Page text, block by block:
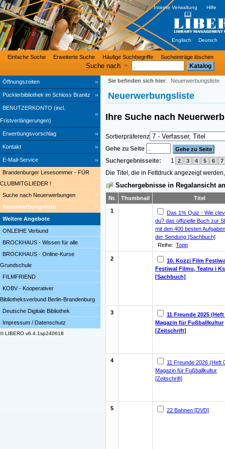
Öffnungszeiten
Pücklerbibliothek im Schloss Branitz
BENUTZERKONTO (incl.
Fristverlängerungen)
Erwerbungsvorschlag
Kontakt
E-Mail-Service
Einfache Suche Erweiterte Suche Häufige Suchbegriffe Sucheinträge löschen
Interne Verwaltung Hilfe
Englisch Deutsch
Brandenburger Lesesommer - FÜR
CLUBMITGLIEDER !
Suche nach Neuerwerbungen
Neuerwerbungsliste
Weitere Angebote
ONLEIHE Verbund
BROCKHAUS - Wissen für alle
BROCKHAUS - Online-Kurse
Grundschule
FILMFRIEND
KOBV - Kooperativer
Bibliotheksverbund Berlin-Brandenburg
Deutsche Digitale Bibliothek
Impressum / Datenschutz
© LIBERO v6.4.1sp240618
Sie befinden sich hier: Neuerwerbungsliste
Neuerwerbungsliste
Ihre Suche nach
Sortierpräferenz
Gehe zu Seite
Suchergebnisseite:
1 2 3 4 5 6 7
Die Titel, die in Fettdruck angezeigt
Suchergebnisse in Regalansicht
Nr. Thumbnail Titel
1
Das 1% Quiz - Wie
du? das offizielle Buch zur
mit den 400 besten
der Sendung [Sachbuch]
Reihe: Topp
2
10. Kozzi Film
Festiwal Filmu, Teatru i
[Sachbuch]
3
11 Freunde 2025 (Heft
Magazin für Fußballkultur
[Zeitschrift]
4
11 Freunde 2026 (Heft
Magazin für Fußballkultur
[Zeitschrift]
5 22 Bahnen [DVD]
Suche nach